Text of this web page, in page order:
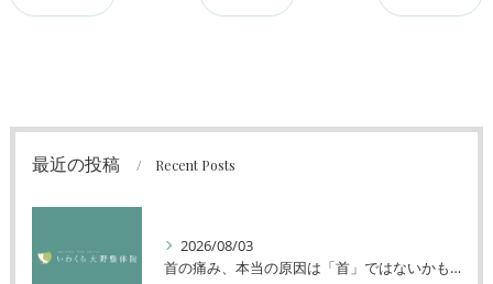
最近の投稿 Recent Posts
2026/08/03
首の痛み、本当の原因は「首」ではないかもしれません